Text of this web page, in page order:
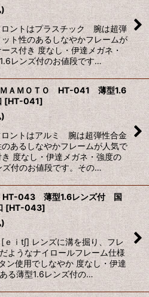
)
ロントはプラスチック 腕は超弾
ト性のあるしなやかフレームが
ース付き 度なし・伊達メガネ・
レンズ付のお値段です…
ＡＭＯＴＯ HT-041 薄型1.6
[HT-041]
)
ロントはアルミ 腕は超弾性合金
あるしなやかフレームが人気で
度なし・伊達メガネ・強度の
ズ付のお値段です。その…
043 薄型1.6レンズ付 国
[HT-043]
)
ｅｉt∫] レンズに溝を掘り、フレ
ようなナイロールフレーム仕様
ン使用でしなやか 度なし・伊達
る薄型1.6レンズ付の…